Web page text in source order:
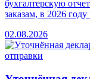
бухгалтерскую
заказам, в 2026
02.08.2026